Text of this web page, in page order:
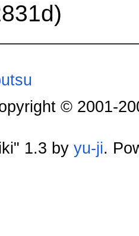
© 2001-
1.3 by yu-ji.